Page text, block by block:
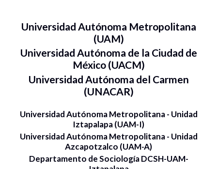
Universidad Autónoma Metropolitana
(UAM)
Universidad Autónoma de la Ciudad de
México (UACM)
Universidad Autónoma del Carmen
(UNACAR)
Universidad Autónoma Metropolitana - Unidad
Iztapalapa (UAM-I)
Universidad Autónoma Metropolitana - Unidad
Azcapotzalco (UAM-A)
Departamento de Sociología DCSH-UAM-